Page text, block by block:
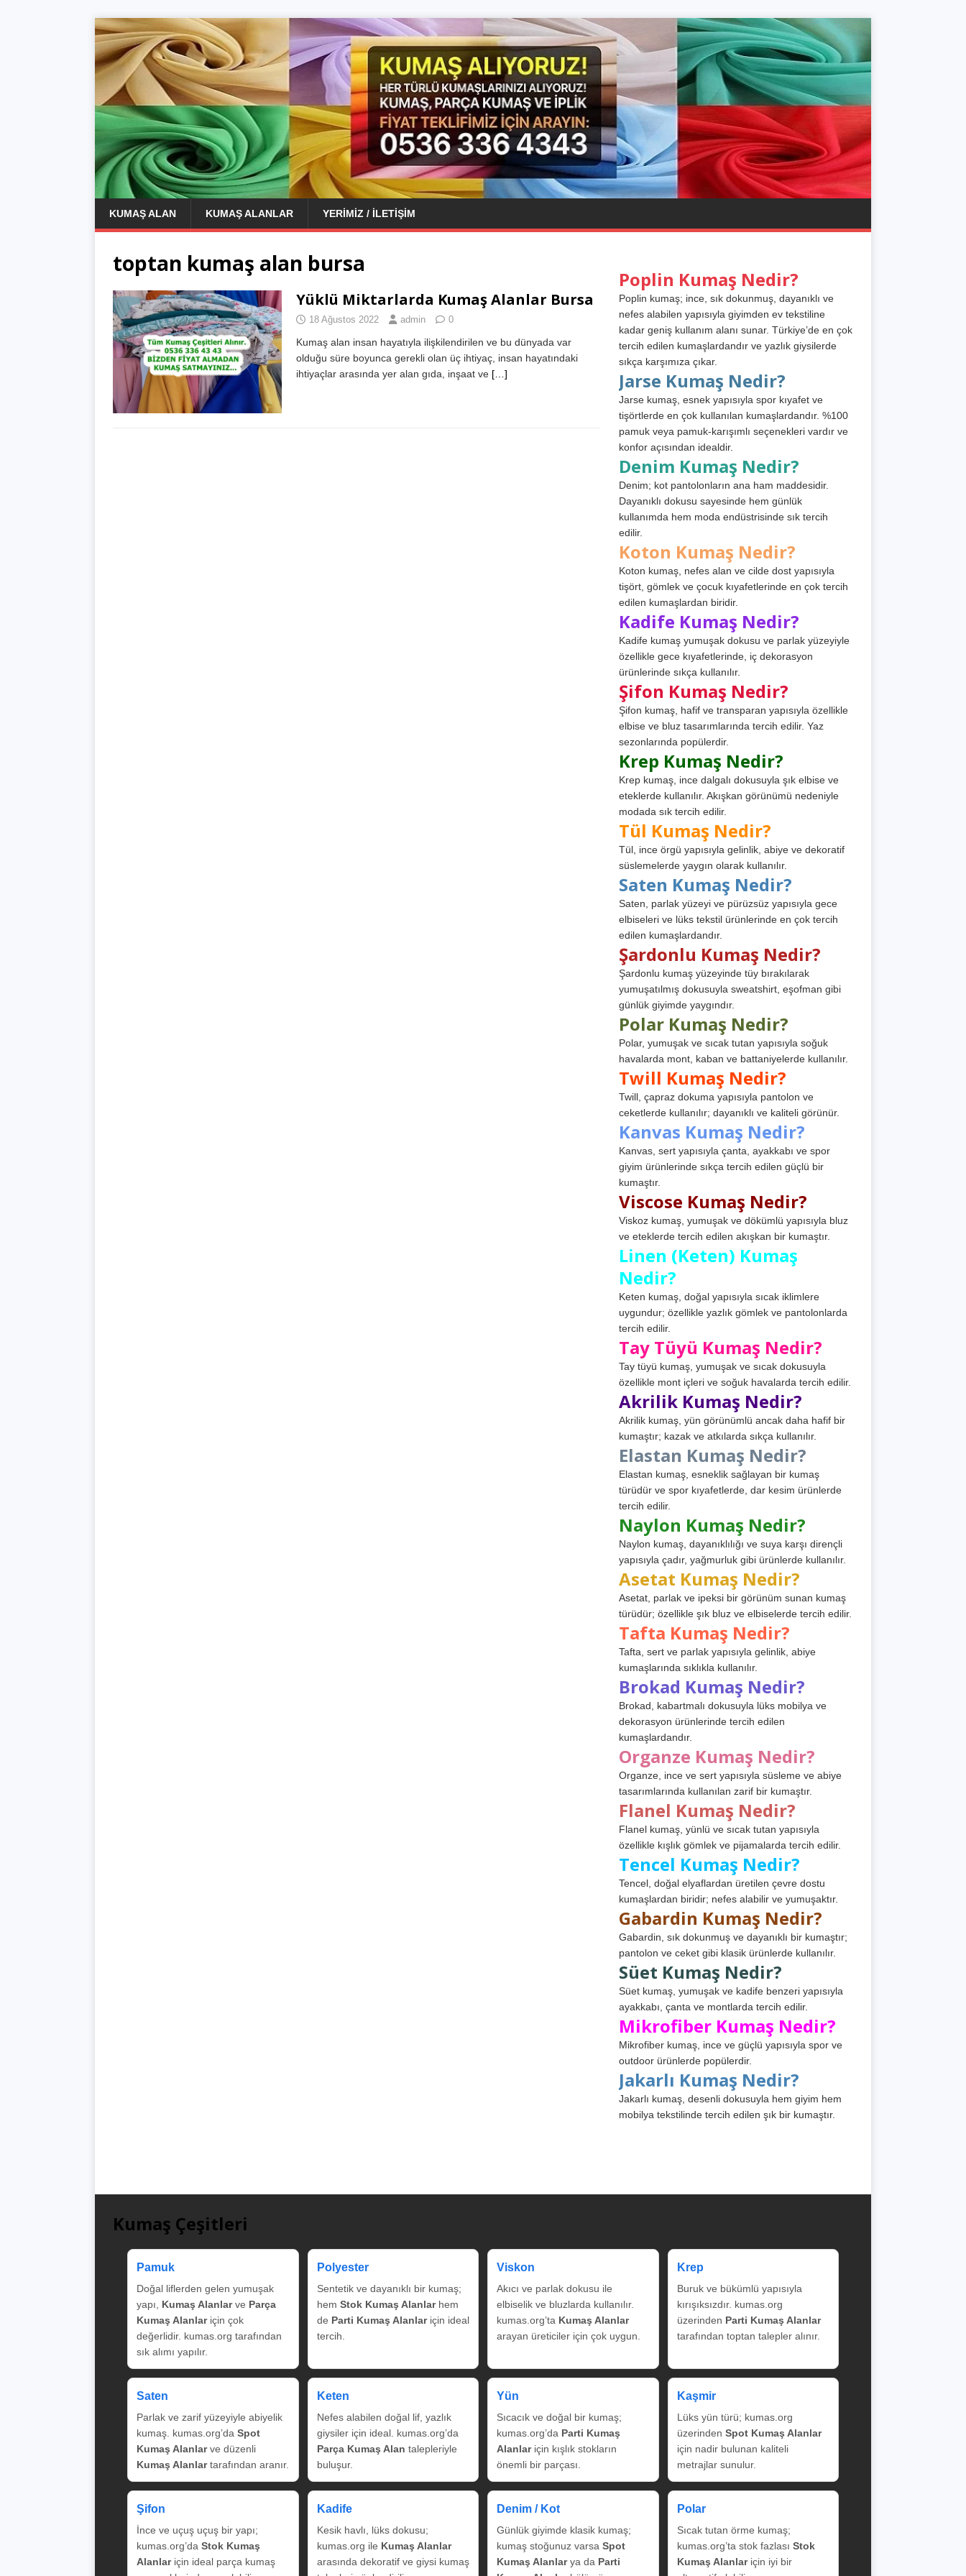
KUMAŞ ALAN KUMAŞ ALANLAR YERIMIZ / İLETIŞIM
toptan kumaş alan bursa
Yüklü Miktarlarda Kumaş Alanlar Bursa
18 Ağustos 2022 admin 0
Kumaş alan insan hayatıyla ilişkilendirilen ve bu dünyada var
olduğu süre boyunca gerekli olan üç ihtiyaç, insan hayatındaki
ihtiyaçlar arasında yer alan gıda, inşaat ve […]
Poplin Kumaş Nedir?
Poplin kumaş; ince, sık dokunmuş, dayanıklı ve
nefes alabilen yapısıyla giyimden ev tekstiline
kadar geniş kullanım alanı sunar. Türkiye’de en çok
tercih edilen kumaşlardandır ve yazlık giysilerde
sıkça karşımıza çıkar.
Jarse Kumaş Nedir?
Jarse kumaş, esnek yapısıyla spor kıyafet ve
tişörtlerde en çok kullanılan kumaşlardandır. %100
pamuk veya pamuk-karışımlı seçenekleri vardır ve
konfor açısından idealdir.
Denim Kumaş Nedir?
Denim; kot pantolonların ana ham maddesidir.
Dayanıklı dokusu sayesinde hem günlük
kullanımda hem moda endüstrisinde sık tercih
edilir.
Koton Kumaş Nedir?
Koton kumaş, nefes alan ve cilde dost yapısıyla
tişört, gömlek ve çocuk kıyafetlerinde en çok tercih
edilen kumaşlardan biridir.
Kadife Kumaş Nedir?
Kadife kumaş yumuşak dokusu ve parlak yüzeyiyle
özellikle gece kıyafetlerinde, iç dekorasyon
ürünlerinde sıkça kullanılır.
Şifon Kumaş Nedir?
Şifon kumaş, hafif ve transparan yapısıyla özellikle
elbise ve bluz tasarımlarında tercih edilir. Yaz
sezonlarında popülerdir.
Krep Kumaş Nedir?
Krep kumaş, ince dalgalı dokusuyla şık elbise ve
eteklerde kullanılır. Akışkan görünümü nedeniyle
modada sık tercih edilir.
Tül Kumaş Nedir?
Tül, ince örgü yapısıyla gelinlik, abiye ve dekoratif
süslemelerde yaygın olarak kullanılır.
Saten Kumaş Nedir?
Saten, parlak yüzeyi ve pürüzsüz yapısıyla gece
elbiseleri ve lüks tekstil ürünlerinde en çok tercih
edilen kumaşlardandır.
Şardonlu Kumaş Nedir?
Şardonlu kumaş yüzeyinde tüy bırakılarak
yumuşatılmış dokusuyla sweatshirt, eşofman gibi
günlük giyimde yaygındır.
Polar Kumaş Nedir?
Polar, yumuşak ve sıcak tutan yapısıyla soğuk
havalarda mont, kaban ve battaniyelerde kullanılır.
Twill Kumaş Nedir?
Twill, çapraz dokuma yapısıyla pantolon ve
ceketlerde kullanılır; dayanıklı ve kaliteli görünür.
Kanvas Kumaş Nedir?
Kanvas, sert yapısıyla çanta, ayakkabı ve spor
giyim ürünlerinde sıkça tercih edilen güçlü bir
kumaştır.
Viscose Kumaş Nedir?
Viskoz kumaş, yumuşak ve dökümlü yapısıyla bluz
ve eteklerde tercih edilen akışkan bir kumaştır.
Linen (Keten) Kumaş
Nedir?
Keten kumaş, doğal yapısıyla sıcak iklimlere
uygundur; özellikle yazlık gömlek ve pantolonlarda
tercih edilir.
Tay Tüyü Kumaş Nedir?
Tay tüyü kumaş, yumuşak ve sıcak dokusuyla
özellikle mont içleri ve soğuk havalarda tercih edilir.
Akrilik Kumaş Nedir?
Akrilik kumaş, yün görünümlü ancak daha hafif bir
kumaştır; kazak ve atkılarda sıkça kullanılır.
Elastan Kumaş Nedir?
Elastan kumaş, esneklik sağlayan bir kumaş
türüdür ve spor kıyafetlerde, dar kesim ürünlerde
tercih edilir.
Naylon Kumaş Nedir?
Naylon kumaş, dayanıklılığı ve suya karşı dirençli
yapısıyla çadır, yağmurluk gibi ürünlerde kullanılır.
Asetat Kumaş Nedir?
Asetat, parlak ve ipeksi bir görünüm sunan kumaş
türüdür; özellikle şık bluz ve elbiselerde tercih edilir.
Tafta Kumaş Nedir?
Tafta, sert ve parlak yapısıyla gelinlik, abiye
kumaşlarında sıklıkla kullanılır.
Brokad Kumaş Nedir?
Brokad, kabartmalı dokusuyla lüks mobilya ve
dekorasyon ürünlerinde tercih edilen
kumaşlardandır.
Organze Kumaş Nedir?
Organze, ince ve sert yapısıyla süsleme ve abiye
tasarımlarında kullanılan zarif bir kumaştır.
Flanel Kumaş Nedir?
Flanel kumaş, yünlü ve sıcak tutan yapısıyla
özellikle kışlık gömlek ve pijamalarda tercih edilir.
Tencel Kumaş Nedir?
Tencel, doğal elyaflardan üretilen çevre dostu
kumaşlardan biridir; nefes alabilir ve yumuşaktır.
Gabardin Kumaş Nedir?
Gabardin, sık dokunmuş ve dayanıklı bir kumaştır;
pantolon ve ceket gibi klasik ürünlerde kullanılır.
Süet Kumaş Nedir?
Süet kumaş, yumuşak ve kadife benzeri yapısıyla
ayakkabı, çanta ve montlarda tercih edilir.
Mikrofiber Kumaş Nedir?
Mikrofiber kumaş, ince ve güçlü yapısıyla spor ve
outdoor ürünlerde popülerdir.
Jakarlı Kumaş Nedir?
Jakarlı kumaş, desenli dokusuyla hem giyim hem
mobilya tekstilinde tercih edilen şık bir kumaştır.
Kumaş Çeşitleri
Pamuk
Doğal liflerden gelen yumuşak
yapı, Kumaş Alanlarve Parça
Kumaş Alanlariçin çok
değerlidir. kumas.org tarafından
sık alımı yapılır.
Polyester
Sentetik ve dayanıklı bir kumaş;
hem Stok Kumaş Alanlarhem
de Parti Kumaş Alanlariçin ideal
tercih.
Viskon
Akıcı ve parlak dokusu ile
elbiselik ve bluzlarda kullanılır.
kumas.org’ta Kumaş Alanlar
arayan üreticiler için çok uygun.
Krep
Buruk ve bükümlü yapısıyla
kırışıksızdır. kumas.org
üzerinden Parti Kumaş Alanlar
tarafından toptan talepler alınır.
Saten
Parlak ve zarif yüzeyiyle abiyelik
kumaş. kumas.org’da Spot
Kumaş Alanlarve düzenli
Kumaş Alanlartarafından aranır.
Keten
Nefes alabilen doğal lif, yazlık
giysiler için ideal. kumas.org’da
Parça Kumaş Alan talepleriyle
buluşur.
Yün
Sıcacık ve doğal bir kumaş;
kumas.org’da Parti Kumaş
Alanlariçin kışlık stokların
önemli bir parçası.
Kaşmir
Lüks yün türü; kumas.org
üzerinden Spot Kumaş Alanlar
için nadir bulunan kaliteli
metrajlar sunulur.
Şifon
İnce ve uçuş uçuş bir yapı;
kumas.org’da Stok Kumaş
Alanlariçin ideal parça kumaş
Kadife
Kesik havlı, lüks dokusu;
kumas.org ile Kumaş Alanlar
arasında dekoratif ve giysi kumaş
Denim / Kot
Günlük giyimde klasik kumaş;
kumaş stoğunuz varsa Spot
Kumaş Alanlarya da Parti
Polar
Sıcak tutan örme kumaş;
kumas.org’ta stok fazlası Stok
Kumaş Alanlariçin iyi bir